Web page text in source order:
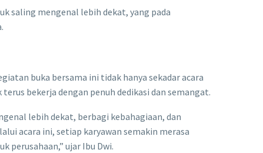
saling mengenal lebih dekat, yang pada
buka bersama ini tidak hanya sekadar acara
bekerja dengan penuh dedikasi dan semangat.
lebih dekat, berbagi kebahagiaan, dan
acara ini, setiap karyawan semakin merasa
perusahaan,” ujar Ibu Dwi.